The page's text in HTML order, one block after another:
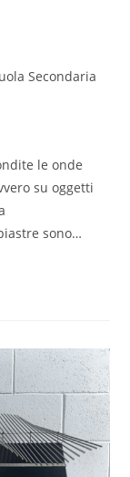
Secondaria
le onde
su oggetti
sono…